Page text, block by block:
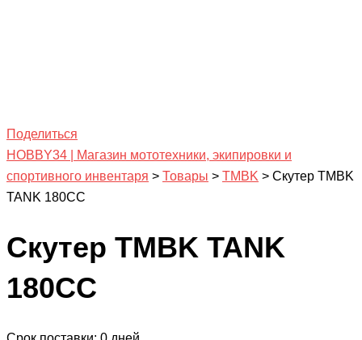
Поделиться
HOBBY34 | Магазин мототехники, экипировки и
спортивного инвентаря > Товары > TMBK > Скутер TMBK
TANK 180CC
Скутер TMBK TANK
180CC